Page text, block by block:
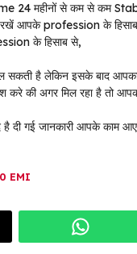
24 महीनों से कम से कम
आपके profession के हिसाब
के हिसाब से,
है लेकिन इसके बाद
करे की अगर मिल रहा है तो
है दी गई जानकारी आपके
EMI